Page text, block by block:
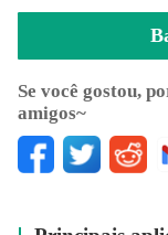
- Efeitos: editar
trilha sonora ao
Aplicativo de
- Editar video
Se você gostou,
amigos~